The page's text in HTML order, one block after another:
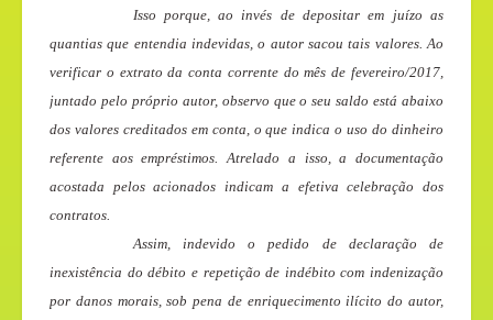
Isso porque, ao invés de depositar em juízo as
quantias que entendia indevidas, o autor sacou tais valores. Ao
verificar o extrato da conta corrente do mês de fevereiro/2017,
juntado pelo próprio autor, observo que o seu saldo está abaixo
dos valores creditados em conta, o que indica o uso do dinheiro
referente aos empréstimos. Atrelado a isso, a documentação
acostada pelos acionados indicam a efetiva celebração dos
contratos.
Assim, indevido o pedido de declaração de
inexistência do débito e repetição de indébito com indenização
por danos morais, sob pena de enriquecimento ilícito do autor,